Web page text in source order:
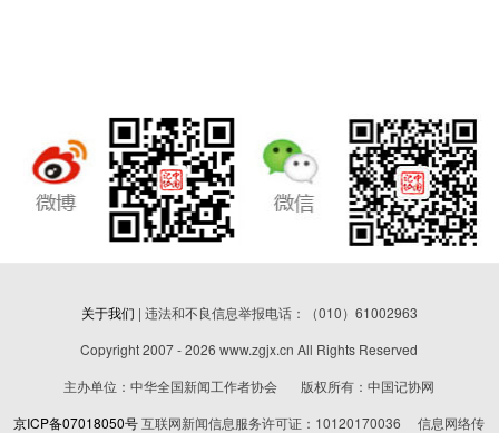
关于我们 | 违法和不良信息举报电话：（010）61002963
Copyright 2007 - 2026 www.zgjx.cn All Rights Reserved
主办单位：中华全国新闻工作者协会 版权所有：中国记协网
京ICP备07018050号互联网新闻信息服务许可证：10120170036 信息网络传